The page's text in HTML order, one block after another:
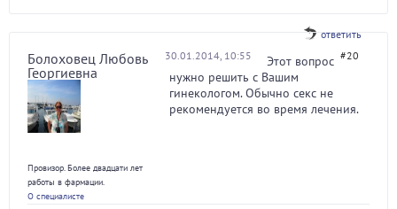
ответить
Болоховец Любовь
Георгиевна
Провизор. Более двадцати лет
работы в фармации.
О специалисте
30.01.2014, 10:55 #20
Этот вопрос
нужно решить с Вашим
гинекологом. Обычно секс не
рекомендуется во время лечения.